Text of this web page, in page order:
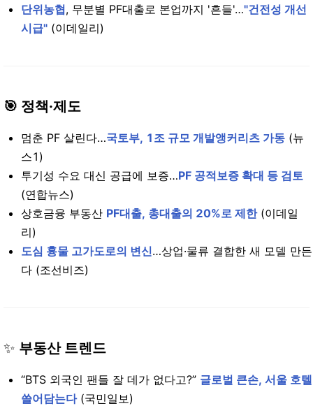
단위농협, 무분별 PF대출로 본업까지 '흔들'…"건전성 개선
시급" (이데일리)
🎯 정책·제도
멈춘 PF 살린다…국토부, 1조 규모 개발앵커리츠 가동 (뉴
스1)
투기성 수요 대신 공급에 보증…PF 공적보증 확대 등 검토
(연합뉴스)
상호금융 부동산 PF대출, 총대출의 20%로 제한(이데일
리)
도심 흉물 고가도로의 변신…상업·물류 결합한 새 모델 만든
다 (조선비즈)
✨ 부동산 트렌드
“BTS 외국인 팬들 잘 데가 없다고?” 글로벌 큰손, 서울 호텔
쓸어담는다(국민일보)